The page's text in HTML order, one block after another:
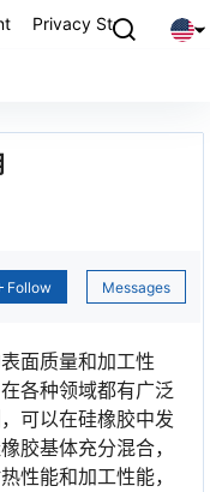
Privacy Statement
Follow Messages
面质量和加工性
各种领域都有广泛
可以在硅橡胶中发
胶基体充分混合，
性能和加工性能，